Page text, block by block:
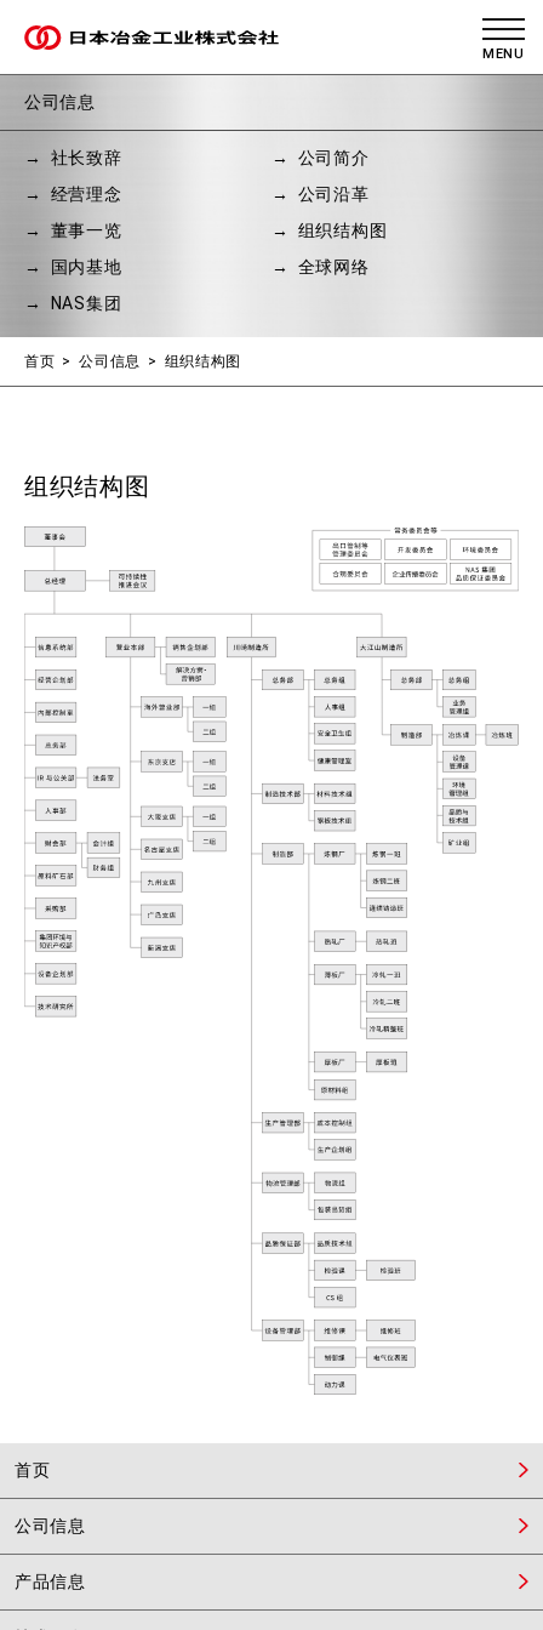
公司信息
社长致辞
公司简介
经营理念
公司沿革
董事一览
组织结构图
国内基地
全球网络
NAS集团
首页 公司信息 组织结构图
组织结构图
首页
公司信息
产品信息